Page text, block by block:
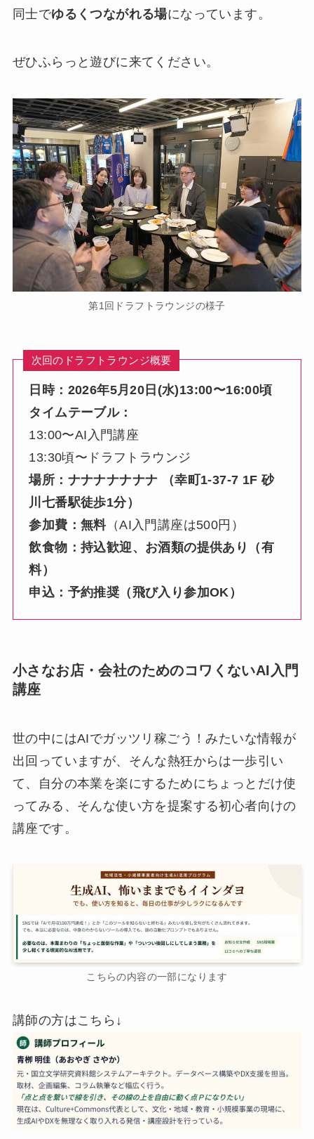
同士でゆるくつながれる場になっています。
ぜひふらっと遊びに来てください。
第1回ドラフトラウンジの様子
次回のドラフトラウンジ概要
日時：2026年5月20日(水)13:00〜16:00頃
タイムテーブル：
13:00〜AI入門講座
13:30頃〜ドラフトラウンジ
場所：ナナナナナナナ （幸町1-37-7 1F 砂
川七番駅徒歩1分）
参加費：無料（AI入門講座は500円）
飲食物：持込歓迎、お酒類の提供あり（有
料）
申込：予約推奨（飛び入り参加OK）
小さなお店・会社のためのコワくないAI入門
講座
世の中にはAIでガッツリ稼ごう！みたいな情報が
出回っていますが、そんな熱狂からは一歩引い
て、自分の本業を楽にするためにちょっとだけ使
ってみる、そんな使い方を提案する初心者向けの
講座です。
こちらの内容の一部になります
講師の方はこちら↓